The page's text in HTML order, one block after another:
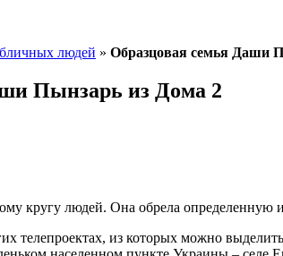
людей » Образцовая семья Даши
Пынзарь из Дома 2
кругу людей. Она обрела определенную
телепроектах, из которых можно